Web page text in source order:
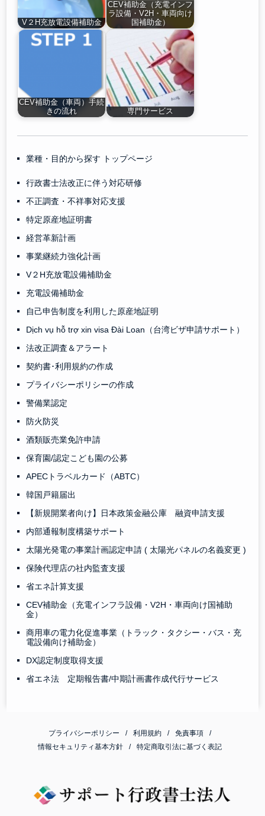
V２H充放電設備補助金
CEV補助金（充電インフ
ラ設備・V2H・車両向け
国補助金）
CEV補助金（車両）手続
きの流れ
専門サービス
業種・目的から探す トップページ
行政書士法改正に伴う対応研修
不正調査・不祥事対応支援
特定原産地証明書
経営革新計画
事業継続力強化計画
V２H充放電設備補助金
充電設備補助金
自己申告制度を利用した原産地証明
Dịch vụ hỗ trợ xin visa Đài Loan（台湾ビザ申請サポート）
法改正調査＆アラート
契約書･利用規約の作成
プライバシーポリシーの作成
警備業認定
防火防災
酒類販売業免許申請
保育園/認定こども園の公募
APECトラベルカード（ABTC）
韓国戸籍届出
【新規開業者向け】日本政策金融公庫 融資申請支援
内部通報制度構築サポート
太陽光発電の事業計画認定申請 ( 太陽光パネルの名義変更 )
保険代理店の社内監査支援
省エネ計算支援
CEV補助金（充電インフラ設備・V2H・車両向け国補助
金）
商用車の電力化促進事業（トラック・タクシー・バス・充
電設備向け補助金）
DX認定制度取得支援
省エネ法 定期報告書/中期計画書作成代行サービス
プライバシーポリシー 利用規約
免責事項
情報セキュリティ基本方針
特定商取引法に基づく表記